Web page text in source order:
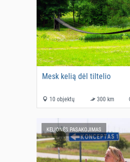
Mesk kelią dėl tiltelio
10 objektų 300 km
KELIONĖS PASAKOJIMAS